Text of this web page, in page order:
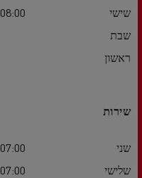
שישי
08:00 - 11:00 / 11:30 - 16:00
שבת
ראשון
שירות
שני
07:00 - 11:00 / 11:30 - 23:00
שלישי
07:00 - 11:00 / 11:30 - 23:00